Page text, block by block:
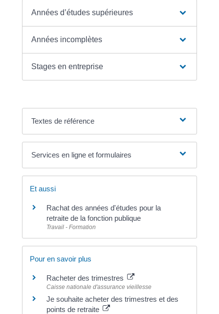
Années d’études supérieures
Années incomplètes
Stages en entreprise
Textes de référence
Services en ligne et formulaires
Et aussi
Rachat des années d'études pour la
retraite de la fonction publique
Travail - Formation
Pour en savoir plus
Racheter des trimestres
Caisse nationale d'assurance vieillesse
Je souhaite acheter des trimestres et des
points de retraite